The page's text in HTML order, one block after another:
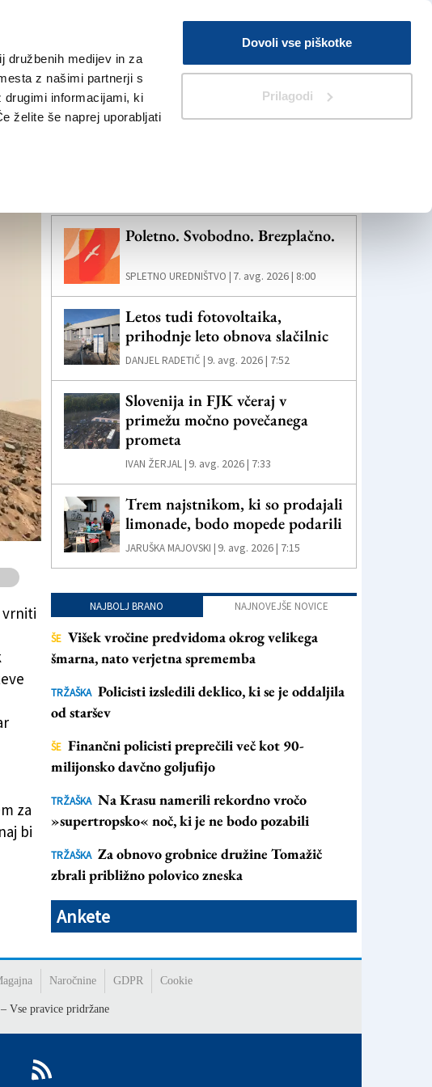
družbenih medijev in za
z našimi partnerji s
drugimi informacijami, ki
želite še naprej uporabljati
Dovoli vse piškotke
Prilagodi
V Kioskih
Iskanje
ŠE
vrniti
za
bi
Poletno. Svobodno. Brezplačno.
SPLETNO UREDNIŠTVO | 7. avg. 2026 | 8:00
Letos tudi fotovoltaika,
prihodnje leto obnova slačilnic
DANJEL RADETIČ | 9. avg. 2026 | 7:52
Slovenija in FJK včeraj v
primežu močno povečanega
prometa
IVAN ŽERJAL | 9. avg. 2026 | 7:33
Trem najstnikom, ki so prodajali
limonade, bodo mopede podarili
JARUŠKA MAJOVSKI | 9. avg. 2026 | 7:15
NAJBOLJ BRANO NAJNOVEJŠE NOVICE
ŠE Višek vročine predvidoma okrog velikega
šmarna, nato verjetna sprememba
TRŽAŠKA Policisti izsledili deklico, ki se je oddaljila
od staršev
ŠE Finančni policisti preprečili več kot 90-
milijonsko davčno goljufijo
TRŽAŠKA Na Krasu namerili rekordno vročo
»supertropsko« noč, ki je ne bodo pozabili
TRŽAŠKA Za obnovo grobnice družine Tomažič
zbrali približno polovico zneska
Ankete
Naročnine GDPR Cookie
Vse pravice pridržane